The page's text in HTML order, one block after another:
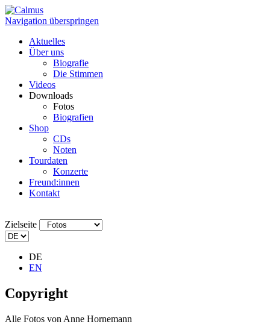
Navigation überspringen
Aktuelles
Über uns
Biografie
Die Stimmen
Videos
Downloads
Fotos
Biografien
Shop
CDs
Noten
Tourdaten
Konzerte
Freund:innen
Kontakt
Zielseite
DE
EN
Copyright
Alle Fotos von Anne Hornemann